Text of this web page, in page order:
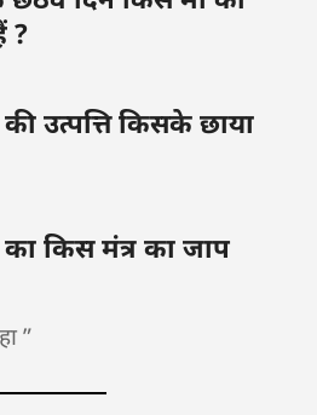
?
की उत्पत्ति किसके छाया
का किस मंत्र का जाप
”